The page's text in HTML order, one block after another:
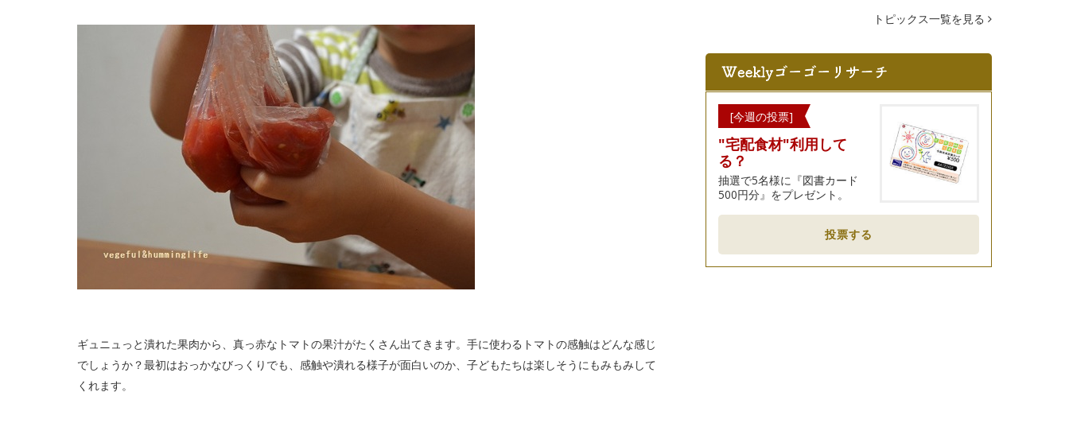
ギュニュっと潰れた果肉から、真っ赤なトマトの果汁がたくさん出てきます。手に使わるトマトの感触はどんな感じ
でしょうか？最初はおっかなびっくりでも、感触や潰れる様子が面白いのか、子どもたちは楽しそうにもみもみして
くれます。
トピックス一覧を見る
[今週の投票]
"宅配食材"利用して
る？
抽選で5名様に『図書カード
500円分』をプレゼント。
投票する